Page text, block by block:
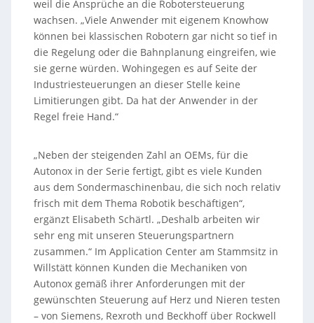
weil die Ansprüche an die Robotersteuerung
wachsen. „Viele Anwender mit eigenem Knowhow
können bei klassischen Robotern gar nicht so tief in
die Regelung oder die Bahnplanung eingreifen, wie
sie gerne würden. Wohingegen es auf Seite der
Industriesteuerungen an dieser Stelle keine
Limitierungen gibt. Da hat der Anwender in der
Regel freie Hand.“
„Neben der steigenden Zahl an OEMs, für die
Autonox in der Serie fertigt, gibt es viele Kunden
aus dem Sondermaschinenbau, die sich noch relativ
frisch mit dem Thema Robotik beschäftigen“,
ergänzt Elisabeth Schärtl. „Deshalb arbeiten wir
sehr eng mit unseren Steuerungspartnern
zusammen.“ Im Application Center am Stammsitz in
Willstätt können Kunden die Mechaniken von
Autonox gemäß ihrer Anforderungen mit der
gewünschten Steuerung auf Herz und Nieren testen
– von Siemens, Rexroth und Beckhoff über Rockwell